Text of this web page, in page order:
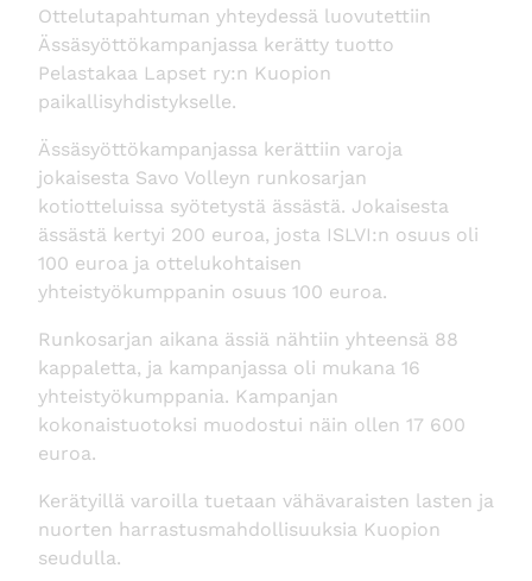
Ottelutapahtuman yhteydessä luovutettiin
Ässäsyöttökampanjassa kerätty tuotto
Pelastakaa Lapset ry:n Kuopion
paikallisyhdistykselle.
Ässäsyöttökampanjassa kerättiin varoja
jokaisesta Savo Volleyn runkosarjan
kotiotteluissa syötetystä ässästä. Jokaisesta
ässästä kertyi 200 euroa, josta ISLVI:n osuus oli
100 euroa ja ottelukohtaisen
yhteistyökumppanin osuus 100 euroa.
Runkosarjan aikana ässiä nähtiin yhteensä 88
kappaletta, ja kampanjassa oli mukana 16
yhteistyökumppania. Kampanjan
kokonaistuotoksi muodostui näin ollen 17 600
euroa.
Kerätyillä varoilla tuetaan vähävaraisten lasten ja
nuorten harrastusmahdollisuuksia Kuopion
seudulla.